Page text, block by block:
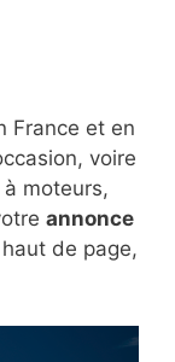
France et en
voire
moteurs,
annonce
de page,